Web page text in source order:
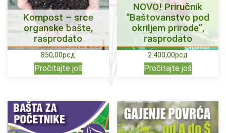
Kompost – srce
organske bašte,
rasprodato
850,00рсд
Pročitajte još
NOVO! Priručnik
“Baštovanstvo pod
okriljem prirode”,
rasprodato
2.400,00рсд
Pročitajte još